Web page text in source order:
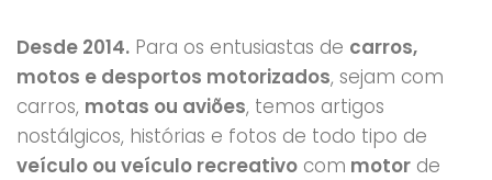
Desde 2014. Para os entusiastas de carros,
motos e desportos motorizados, sejam com
carros, motas ou aviões, temos artigos
nostálgicos, histórias e fotos de todo tipo de
veículo ou veículo recreativo com motor de